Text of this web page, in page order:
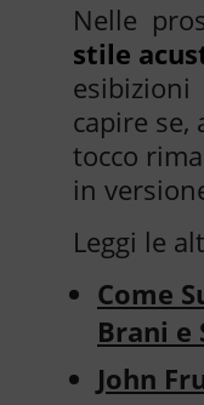
Nelle
stile
capire se,
tocco
in
Leggi le
Come
Brani e
John